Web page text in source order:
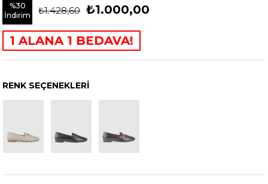
%30
İndirim
₺1.428,60 ₺1.000,00
1 ALANA 1 BEDAVA!
RENK SEÇENEKLERI